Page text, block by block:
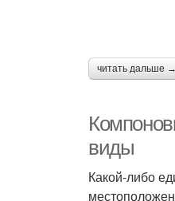
читать дальше →
виды
Какой-либо